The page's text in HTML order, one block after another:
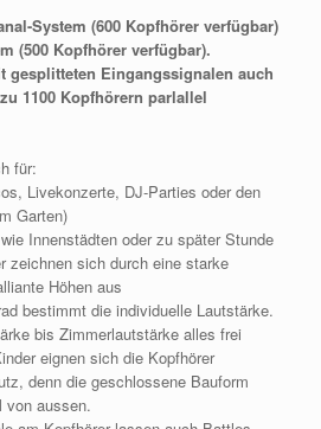
System (600 Kopfhörer verfügbar)
(500 Kopfhörer verfügbar).
gesplitteten Eingangssignalen auch
1100 Kopfhörern parlallel
für:
Livekonzerte, DJ-Parties oder den
Garten)
Innenstädten oder zu später Stunde
zeichnen sich durch eine starke
Höhen aus
bestimmt die individuelle Lautstärke.
bis Zimmerlautstärke alles frei
eignen sich die Kopfhörer
denn die geschlossene Bauform
von aussen.